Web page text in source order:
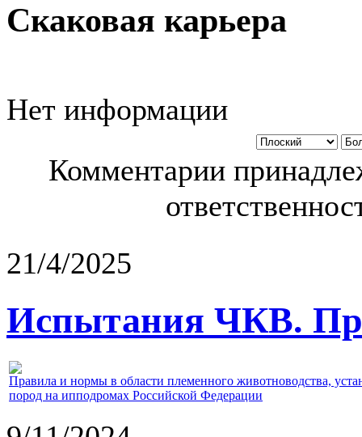
Скаковая карьера
Нет информации
Комментарии
21/4/2025
Испытания ЧКВ.
Правила и нормы в области племенного животноводства,
пород на ипподромах Российской Федерации